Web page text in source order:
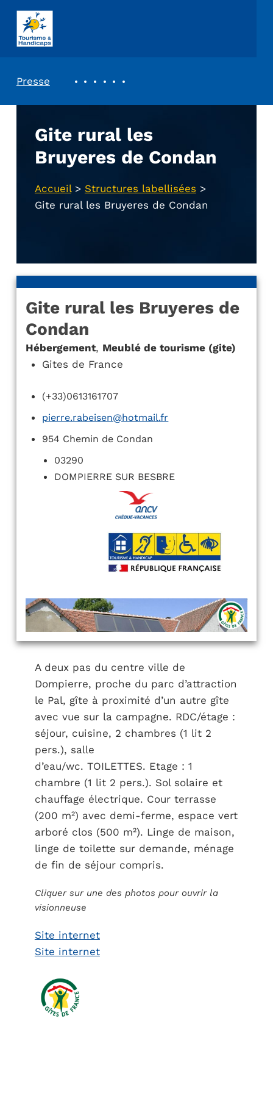
ASSOCIATION TOURISME ET HANDICAPS
Presse
Gite rural les
Bruyeres de Condan
Accueil> Structures labellisées >
Gite rural les Bruyeres de Condan
Gite rural les Bruyeres de
Condan
Hébergement, Meublé de tourisme (gite)
Gites de France
(+33)0613161707
pierre.rabeisen@hotmail.fr
954 Chemin de Condan
03290
DOMPIERRE SUR BESBRE
A deux pas du centre ville de
Dompierre, proche du parc d’attraction
le Pal, gîte à proximité d’un autre gîte
avec vue sur la campagne. RDC/étage :
séjour, cuisine, 2 chambres (1 lit 2
pers.), salle
d’eau/wc. TOILETTES. Etage : 1
chambre (1 lit 2 pers.). Sol solaire et
chauffage électrique. Cour terrasse
(200 m²) avec demi-ferme, espace vert
arboré clos (500 m²). Linge de maison,
linge de toilette sur demande, ménage
de fin de séjour compris.
Cliquer sur une des photos pour ouvrir la
visionneuse
Site internet
Site internet